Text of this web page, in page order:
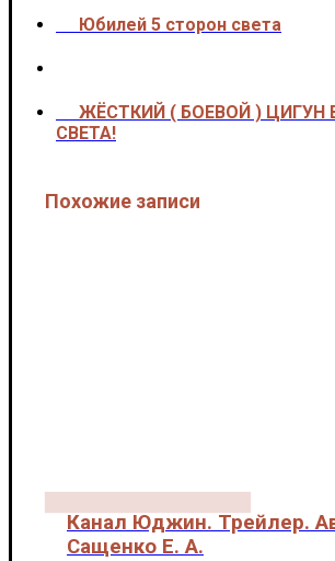
Юбилей 5 сторон света
ЖЁСТКИЙ ( БОЕВОЙ ) ЦИГУН
СВЕТА!
Похожие записи
Канал Юджин. Трейлер.
Сащенко Е. А.